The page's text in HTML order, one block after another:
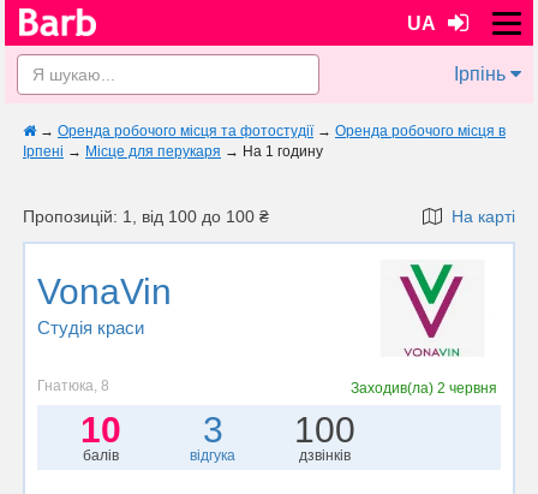
UA
Ірпінь
→ Оренда робочого місця та фотостудії → Оренда робочого місця в
Ірпені → Місце для перукаря → На 1 годину
Пропозицій: 1, від 100 до 100 ₴ На карті
VonaVin
Студія краси
Гнатюка, 8 Заходив(ла) 2 червня
10
балів
3
відгука
100
дзвінків